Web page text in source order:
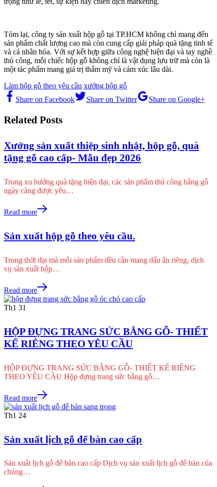
Tóm lại, công ty sản xuất hộp gỗ tại TP.HCM không chỉ mang đến
sản phẩm chất lượng cao mà còn cung cấp giải pháp quà tặng tinh tế
và cá nhân hóa. Với sự kết hợp giữa công nghệ hiện đại và tay nghề
thủ công, mỗi chiếc hộp gỗ không chỉ là vật dụng lưu trữ mà còn là
một tác phẩm mang giá trị thẩm mỹ và cảm xúc lâu dài.
Làm hộp gỗ theo yêu cầu xưởng hộp gỗ
Share on Facebook
Share on Twitter Share on Google+
Related Posts
Xưởng sản xuất thiệp sinh nhật, hộp gỗ, quà
tặng gỗ cao cấp- Mẫu đẹp 2026
Trong xu hướng quà tặng hiện đại, các sản phẩm thủ công bằng gỗ
ngày càng được yêu…
Read more
Sản xuất hộp gỗ theo yêu cầu.
Trong thời đại mà mỗi sản phẩm đều cần mang dấu ấn riêng, dịch
vụ sản xuất hộp…
Read more
Th1 31
HỘP ĐỰNG TRANG SỨC BẰNG GỖ- THIẾT
KẾ RIÊNG THEO YÊU CẦU
HỘP ĐỰNG TRANG SỨC BẰNG GỖ- THIẾT KẾ RIÊNG
THEO YÊU CẦU Hộp đựng trang sức bằng gỗ…
Read more
Th1 24
Sản xuất lịch gỗ để bàn cao cấp
Sản xuất lịch gỗ để bàn cao cấp Dịch vụ sản xuất lịch gỗ để bàn của
chúng…